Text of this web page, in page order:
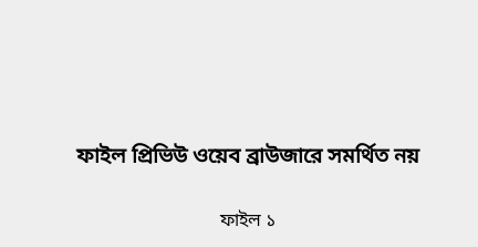
ফাইল প্রিভিউ ওয়েব ব্রাউজারে সমর্থিত নয়
ফাইল ১